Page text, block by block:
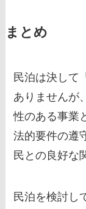
まとめ
民泊は決して
ありませんが
性のある事業
法的要件の遵
民との良好な
民泊を検討し